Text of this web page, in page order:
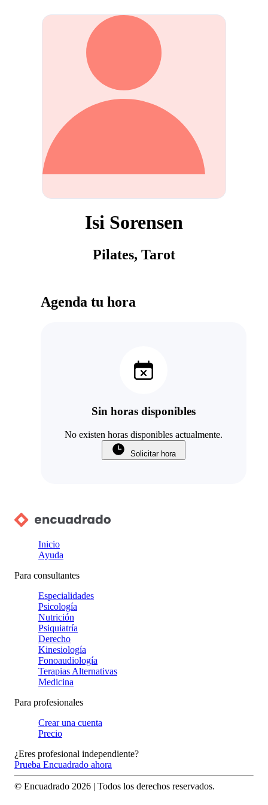
Isi Sorensen
Pilates, Tarot
Agenda tu hora
Sin horas disponibles
No existen horas disponibles actualmente.
Solicitar hora
Inicio
Ayuda
Para consultantes
Especialidades
Psicología
Nutrición
Psiquiatría
Derecho
Kinesiología
Fonoaudiología
Terapias Alternativas
Medicina
Para profesionales
Crear una cuenta
Precio
¿Eres profesional independiente?
Prueba Encuadrado ahora
© Encuadrado 2026 | Todos los derechos reservados.